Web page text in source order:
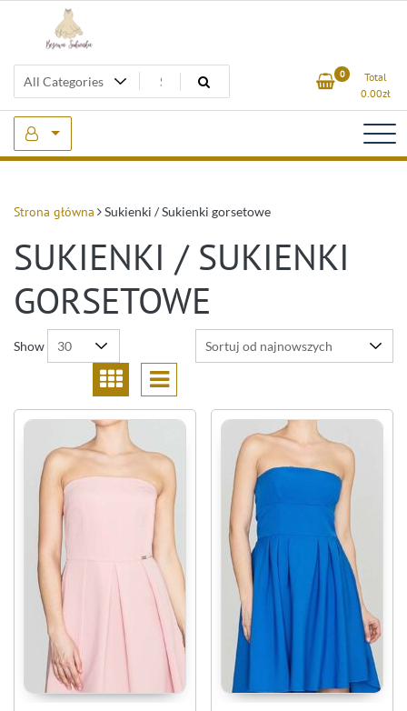
Beżowa Sukienka 0
Total
0.00zł
Strona główna Sukienki / Sukienki gorsetowe
SUKIENKI / SUKIENKI
GORSETOWE
Show